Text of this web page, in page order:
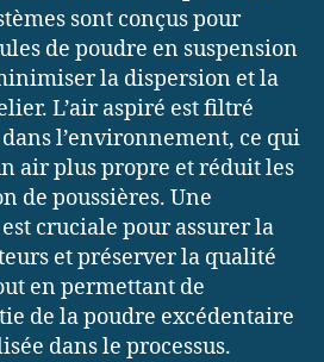
sont conçus pour
de poudre en suspension
la dispersion et la
L’air aspiré est filtré
l’environnement, ce qui
air plus propre et réduit les
de poussières. Une
est cruciale pour assurer la
et préserver la qualité
en permettant de
de la poudre excédentaire
dans le processus.